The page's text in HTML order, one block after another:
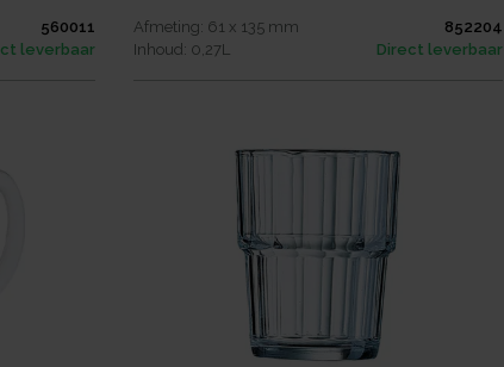
560011
leverbaar
Afmeting: 61 x 135 mm
Inhoud: 0,27L
852204
Direct leverbaar